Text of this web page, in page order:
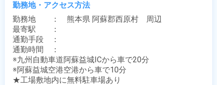
勤務地・アクセス方法
勤務地　　：　熊本県 阿蘇郡西原村　周辺
最寄駅　　：
通勤手段　：
通勤時間　：
※九州自動車道阿蘇益城ICから車で20分
※阿蘇益城空港空港から車で10分
★工場敷地内に無料駐車場あり